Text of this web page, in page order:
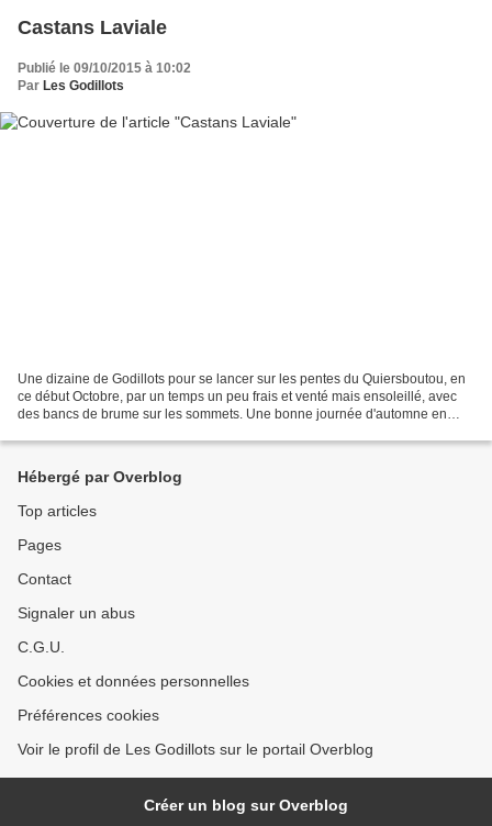
Castans Laviale
Publié le 09/10/2015 à 10:02
Par Les Godillots
Une dizaine de Godillots pour se lancer sur les pentes du Quiersboutou, en
ce début Octobre, par un temps un peu frais et venté mais ensoleillé, avec
des bancs de brume sur les sommets. Une bonne journée d'automne en
Hébergé par Overblog
Top articles
Pages
Contact
Signaler un abus
C.G.U.
Cookies et données personnelles
Préférences cookies
Voir le profil de Les Godillots sur le portail Overblog
Créer un blog sur Overblog